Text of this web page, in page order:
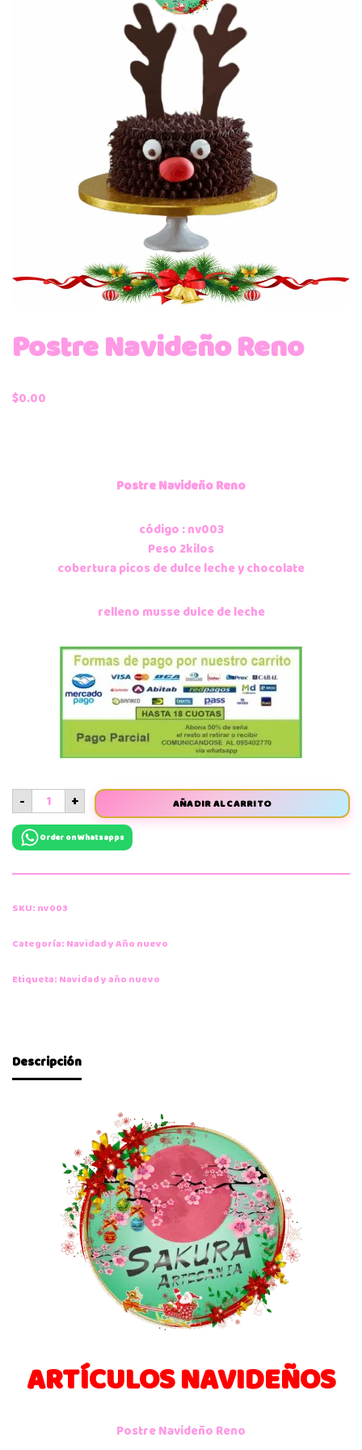
Postre Navideño Reno
$0.00
Postre Navideño Reno
código : nv003
Peso 2kilos
cobertura picos de dulce leche y chocolate
relleno musse dulce de leche
- + AÑADIR AL CARRITO
Order on Whatsapps
SKU: nv003
Categoría: Navidad y Año nuevo
Etiqueta: Navidad y año nuevo
Descripción
ARTÍCULOS NAVIDEÑOS
Postre Navideño Reno